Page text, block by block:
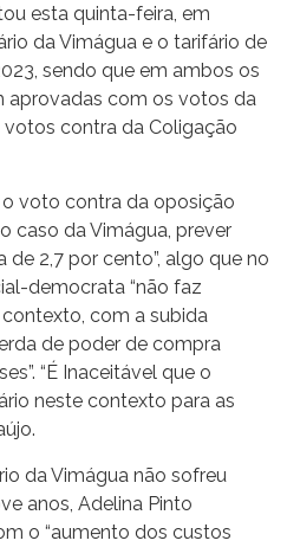
esta quinta-feira, em
da Vimágua e o tarifário de
sendo que em ambos os
aprovadas com os votos da
contra da Coligação
voto contra da oposição
caso da Vimágua, prever
2,7 por cento”, algo que no
democrata “não faz
com a subida
de poder de compra
“É Inaceitável que o
neste contexto para as
da Vimágua não sofreu
anos, Adelina Pinto
o “aumento dos custos